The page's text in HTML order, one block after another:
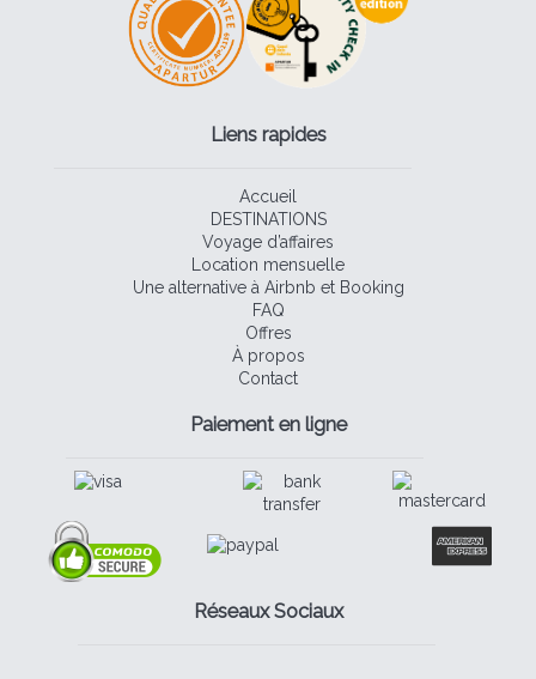
Liens rapides
Accueil
DESTINATIONS
Voyage d’affaires
Location mensuelle
Une alternative à Airbnb et Booking
FAQ
Offres
À propos
Contact
Paiement en ligne
Réseaux Sociaux